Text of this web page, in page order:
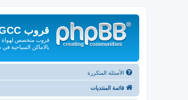
قروب GCC
قروب متخصص لهواة
بالاماكن السياحية
الأسئلة المتكررة
قائمة المنتديات